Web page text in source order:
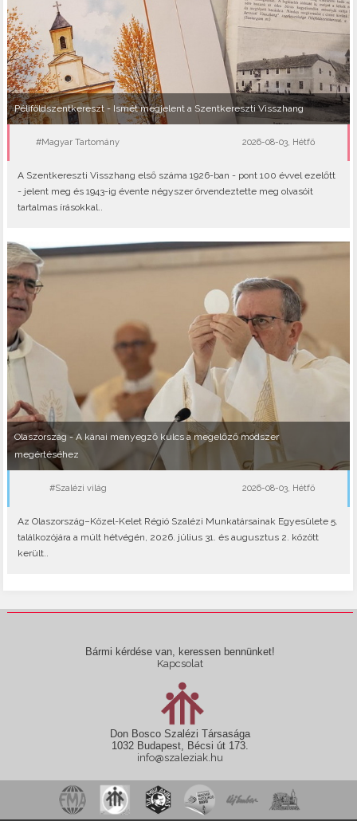
Péliföldszentkereszt - Ismét megjelent a Szentkereszti Visszhang
#Magyar Tartomány 2026-08-03, Hétfő
A Szentkereszti Visszhang első száma 1926-ban - pont 100 évvel ezelőtt
- jelent meg és 1943-ig évente négyszer örvendeztette meg olvasóit
tartalmas írásokkal..
Olaszország - A kánai menyegző kulcs a megelőző módszer
megértéséhez
#Szalézi világ 2026-08-03, Hétfő
Az Olaszország–Közel-Kelet Régió Szalézi Munkatársainak Egyesülete 5.
találkozójára a múlt hétvégén, 2026. július 31. és augusztus 2. között
került..
Bármi kérdése van, keressen bennünket!
Kapcsolat
Don Bosco Szalézi Társasága
1032 Budapest, Bécsi út 173.
info@szaleziak.hu